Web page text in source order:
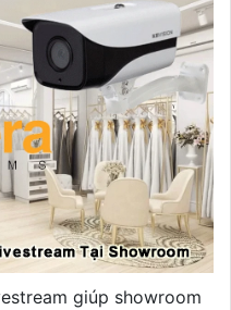
giúp showroom